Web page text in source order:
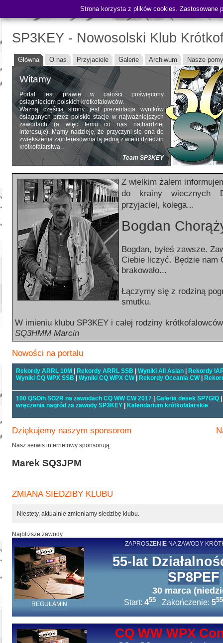
SP3KEY - Nowosolski Klub
Główna O nas Przyjaciele Galerie Archiwum Nasze
Witamy
Portal jest prawie w całości poświęcony
osiągnięciom polskich krótkofalowców.
Ważną częścią strony jest prezentacja wyników
osiąganych przez polskie stacje w najważniejszych
zawodach (a więc temu co nas najbardziej
interesuje). Mamy nadzieję, że przyczyni się ona do
zwiększenia zainteresownia tą jedną z wielu dziedzin
krótkofalarstwa.
Team SP3KEY
Z wielkim żalem
do krainy wiecznych
przyjaciel, kolega...
Bogdan
Bogdan, byłeś zawsze.
Ciebie liczyć. Będzie nam
brakowało...
Łączymy się z rodziną
smutku.
W imieniu klubu SP3KEY i całej rodziny
SQ3HMM Marcin
Nowości na portalu
Rekordy ARRL 10M Rekordy ARRL SSB Wyniki All Asian
Rekordy
Wyniki CQ WPX SSB
Wyniki CQ WPX CW| Rekordy Oceania CW|
100 QSO/h SO2R na zawodach CQ WW CW 2017 Galeria desek SP7GIQ
wręczenia nagród za zawody SP3KEY
Kalendarium krótkofalarskie
Dziękujemy naszym sponsorom
Nasz serwis internetowy sponsorują:
Marek SQ3JPM
ZMIANA SIEDZIBY KLUBU
Niestety, aktualnie zmieniamy siedzibę klubu.
Najbliższe zawody
REGULAMIN
ZAPROSZENIE NA ZAWODY
55-lat
SP8PEF
30 marca
Start: 455 Zakończenie: 555
CQ WW WPX
Strona korzysta z plików cookies. Zastosowane